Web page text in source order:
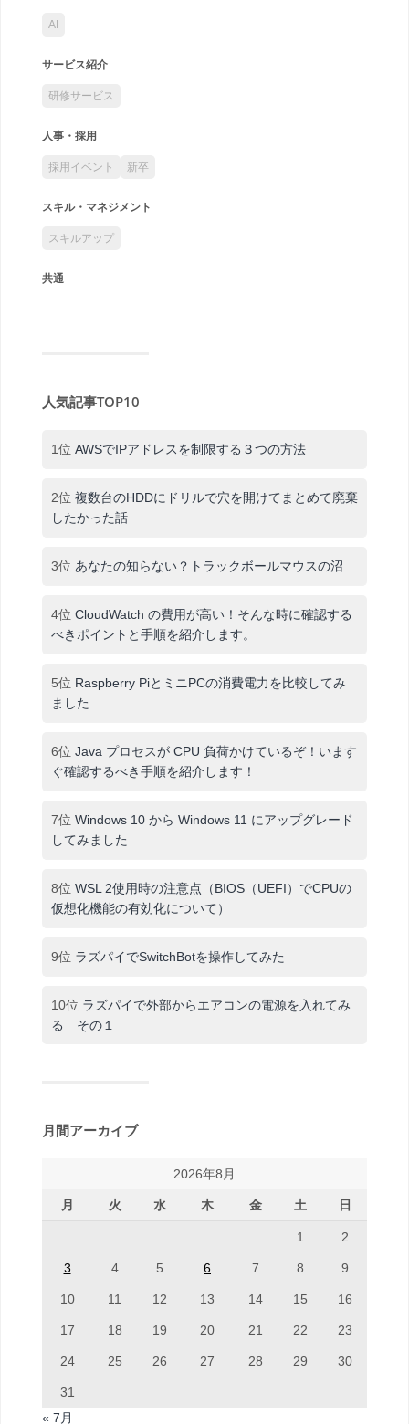
AI
サービス紹介
研修サービス
人事・採用
採用イベント 新卒
スキル・マネジメント
スキルアップ
共通
人気記事TOP10
1位 AWSでIPアドレスを制限する３つの方法
2位 複数台のHDDにドリルで穴を開けてまとめて廃棄
したかった話
3位 あなたの知らない？トラックボールマウスの沼
4位 CloudWatch の費用が高い！そんな時に確認する
べきポイントと手順を紹介します。
5位 Raspberry PiとミニPCの消費電力を比較してみ
ました
6位 Java プロセスが CPU 負荷かけているぞ！います
ぐ確認するべき手順を紹介します！
7位 Windows 10 から Windows 11 にアップグレード
してみました
8位 WSL 2使用時の注意点（BIOS（UEFI）でCPUの
仮想化機能の有効化について）
9位 ラズパイでSwitchBotを操作してみた
10位 ラズパイで外部からエアコンの電源を入れてみ
る その１
月間アーカイブ
2026年8月
月 火 水 木 金 土 日
1 2
3 4 5 6 7 8 9
10 11 12 13 14 15 16
17 18 19 20 21 22 23
24 25 26 27 28 29 30
31
« 7月